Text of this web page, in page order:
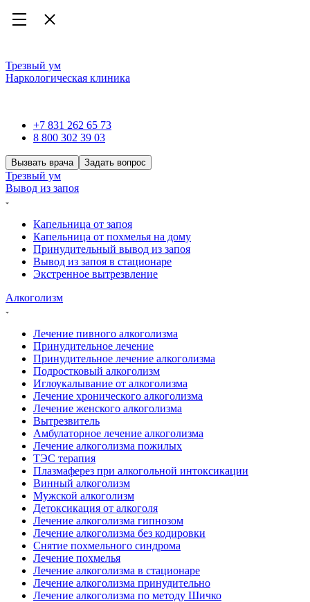
Трезвый ум
Наркологическая клиника
+7 831 262 65 73
8 800 302 39 03
Вызвать врача Задать вопрос
Трезвый ум
Вывод из запоя
Капельница от запоя
Капельница от похмелья на дому
Принудительный вывод из запоя
Вывод из запоя в стационаре
Экстренное вытрезвление
Алкоголизм
Лечение пивного алкоголизма
Принудительное лечение
Принудительное лечение алкоголизма
Подростковый алкоголизм
Иглоукалывание от алкоголизма
Лечение хронического алкоголизма
Лечение женского алкоголизма
Вытрезвитель
Амбулаторное лечение алкоголизма
Лечение алкоголизма пожилых
ТЭС терапия
Плазмаферез при алкогольной интоксикации
Винный алкоголизм
Мужской алкоголизм
Детоксикация от алкоголя
Лечение алкоголизма гипнозом
Лечение алкоголизма без кодировки
Снятие похмельного синдрома
Лечение похмелья
Лечение алкоголизма в стационаре
Лечение алкоголизма принудительно
Лечение алкоголизма по методу Шичко